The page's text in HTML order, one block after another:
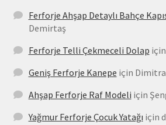
Ferforje Ahşap Detaylı Bahçe
Demirtaş
Ferforje Telli Çekmeceli Dolap için
Geniş Ferforje Kanepe için
Ahşap Ferforje Raf Modeli için
Yağmur Ferforje Çocuk Yatağı için